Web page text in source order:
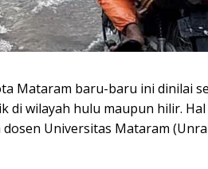
Mataram baru-baru ini dinilai
di wilayah hulu maupun hilir.
Universitas Mataram